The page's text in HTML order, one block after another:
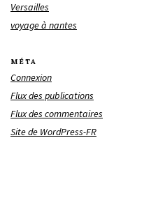
Versailles
voyage à nantes
MÉTA
Connexion
Flux des publications
Flux des commentaires
Site de WordPress-FR